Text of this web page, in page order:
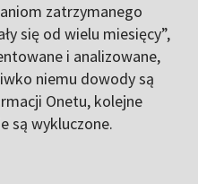
zatrzymanego
się od wielu miesięcy”,
i analizowane,
niemu dowody są
Onetu, kolejne
są wykluczone.